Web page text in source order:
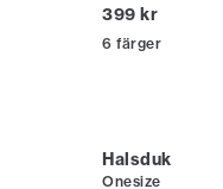
Nuvarande pris
399 kr
6 färger
Halsduk
Onesize